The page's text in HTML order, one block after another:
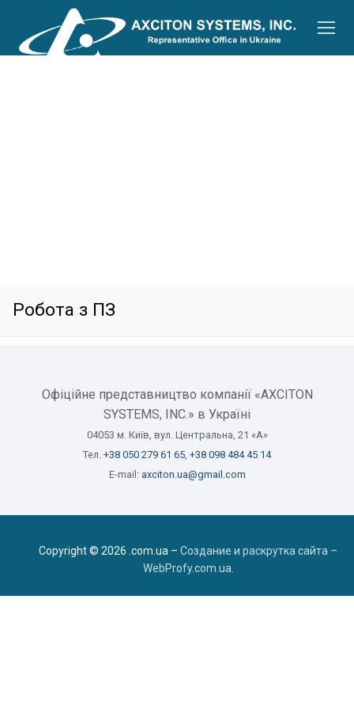
вмісту
Робота з ПЗ
Офіційне представництво компанії «AXCITON
SYSTEMS, INC.» в Україні
04053 м. Київ, вул. Центральна, 21 «А»
Тел. +38 050 279 61 65, +38 098 484 45 14
E-mail: axciton.ua@gmail.com
Copyright © 2026 .com.ua – Создание и раскрутка сайта –
WebProfy.com.ua